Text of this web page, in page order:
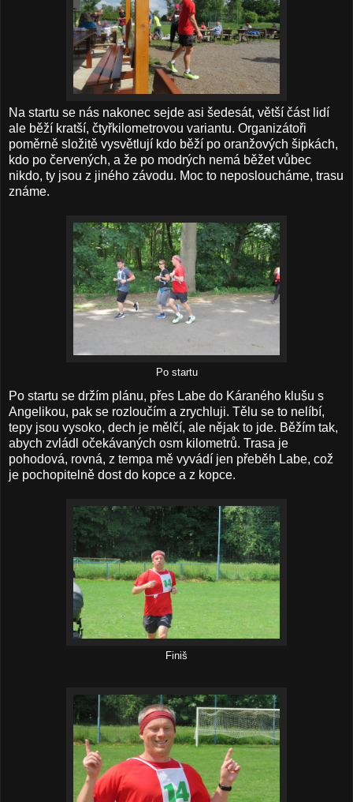
Na startu se nás nakonec sejde asi šedesát, větší část lidí
ale běží kratší, čtyřkilometrovou variantu. Organizátoři
poměrně složitě vysvětlují kdo běží po oranžových šipkách,
kdo po červených, a že po modrých nemá běžet vůbec
nikdo, ty jsou z jiného závodu. Moc to neposloucháme, trasu
známe.
Po startu
Po startu se držím plánu, přes Labe do Káraného klušu s
Angelikou, pak se rozloučím a zrychluji. Tělu se to nelíbí,
tepy jsou vysoko, dech je mělčí, ale nějak to jde. Běžím tak,
abych zvládl očekávaných osm kilometrů. Trasa je
pohodová, rovná, z tempa mě vyvádí jen přeběh Labe, což
je pochopitelně dost do kopce a z kopce.
Finiš